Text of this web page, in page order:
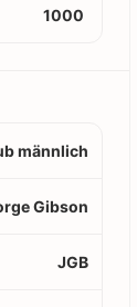
1000
männlich
Gibson
JGB